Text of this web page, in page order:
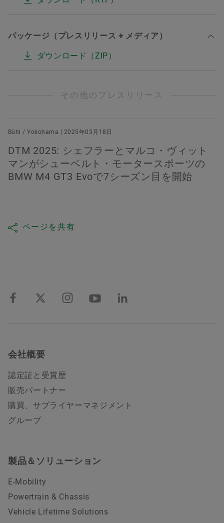
パッケージ（プレスリリース + メディア）
ダウンロード（ZIP）
その他のプレスリリース
Bühl / Yokohama | 2025年03月18日
DTM 2025: シェフラーとマルコ・ヴィット
マンがシューベルト・モータースポーツの
BMW M4 GT3 Evoで7シーズン目を開始
ページを共有
会社概要
認定証と受賞歴
販売パートナー
購買、サプライヤーマネジメント
グループ
製品＆ソリューション
E-Mobility
Powertrain & Chassis
Vehicle Lifetime Solutions